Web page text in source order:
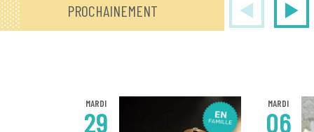
PROCHAINEMENT
MARDI
29
MARDI
06